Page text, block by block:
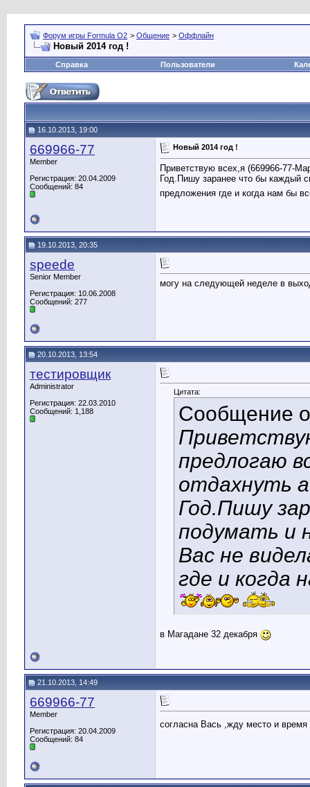
Форум игры Formula O2 > Общение > Оффлайн
Новый 2014 год !
Справка Пользователи
16.10.2013, 19:00
669966-77
Member
Регистрация: 20.04.2009
Сообщений: 84
Новый 2014 год !
Приветствую всех,я (669966-77-
Год.Пишу заранее что бы каждый
предложения где и когда нам бы
19.10.2013, 20:35
speede
Senior Member
Регистрация: 10.06.2008
Сообщений: 277
могу на следующей неделе в
20.10.2013, 13:54
тестировщик
Administrator
Регистрация: 22.03.2010
Сообщений: 1,188
Цитата:
Сообщение
предлогаю
отдахнуть
Год.Пишу
подумать и
Вас не
где и когда
в Магадане 32 декабря
21.10.2013, 14:49
669966-77
Member
Регистрация: 20.04.2009
Сообщений: 84
согласна Вась ,жду место и время